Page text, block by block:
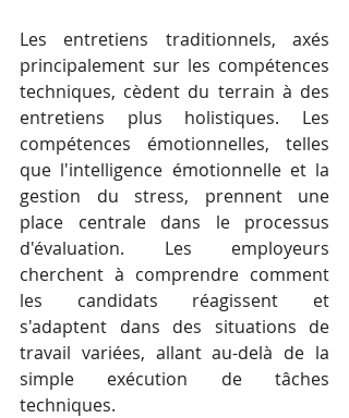
Les entretiens traditionnels, axés
principalement sur les compétences
techniques, cèdent du terrain à des
entretiens plus holistiques. Les
compétences émotionnelles, telles
que l'intelligence émotionnelle et la
gestion du stress, prennent une
place centrale dans le processus
d'évaluation. Les employeurs
cherchent à comprendre comment
les candidats réagissent et
s'adaptent dans des situations de
travail variées, allant au-delà de la
simple exécution de tâches
techniques.